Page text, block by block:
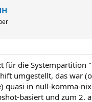
für die Systempartition
umgestellt, das war
quasi in null-komma-
basiert und zum 2.